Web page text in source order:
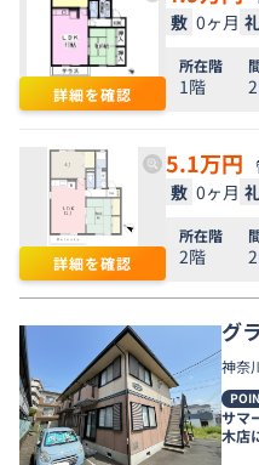
詳細を確認
敷 0ヶ月
所在階
1階
詳細を確認
5.1万円
敷 0ヶ月
所在階
2階
グ
神奈
サマ
木店
月末